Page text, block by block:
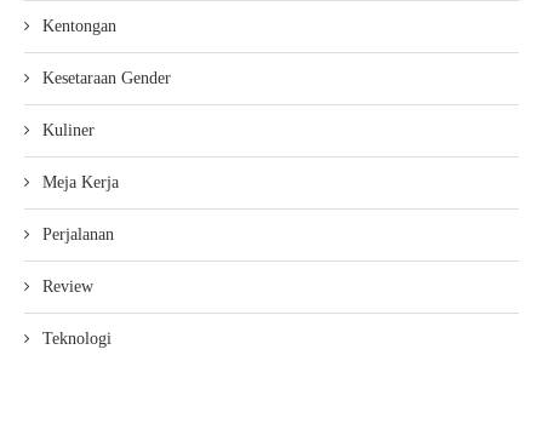
Kentongan
Kesetaraan Gender
Kuliner
Meja Kerja
Perjalanan
Review
Teknologi